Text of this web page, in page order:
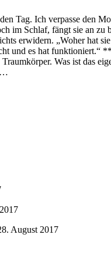
Tag. Ich verpasse den
im Schlaf, fängt sie an zu
erwidern. „Woher hat
und es hat funktioniert.“
Was ist das
…
August 2017